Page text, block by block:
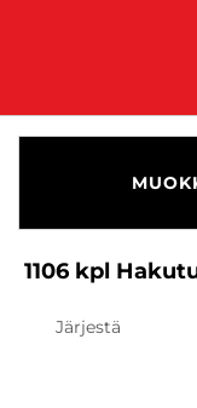
1106 kpl
Järjestä